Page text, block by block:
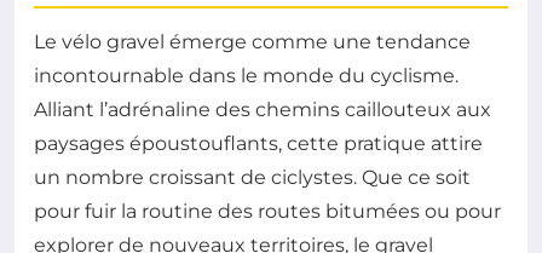
Le vélo gravel émerge comme une tendance
incontournable dans le monde du cyclisme.
Alliant l’adrénaline des chemins caillouteux aux
paysages époustouflants, cette pratique attire
un nombre croissant de ciclystes. Que ce soit
pour fuir la routine des routes bitumées ou pour
explorer de nouveaux territoires, le gravel